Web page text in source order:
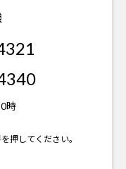
時
押してください。